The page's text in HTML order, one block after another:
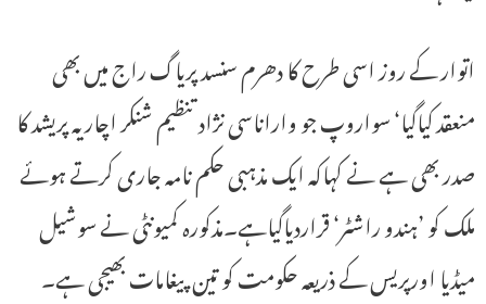
اتوار کے روز اسی طرح کا دھرم سنسد پریاگ راج میں بھی
منعقد کیاگیا‘ سواروپ جو واراناسی نژاد تنظیم شنکر اچاریہ پریشد کا
صدر بھی ہے نے کہاکہ ایک مذہبی حکم نامہ جاری کرتے ہوئے
ملک کو ’ہندو راشٹر‘ قراردیاگیاہے۔مذکورہ کمیونٹی نے سوشیل
میڈیا اورپریس کے ذریعہ حکومت کو تین پیغامات بھیجی ہے۔